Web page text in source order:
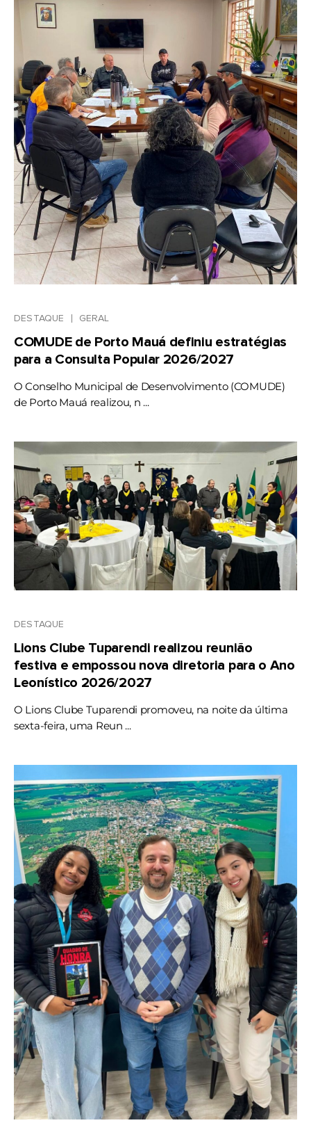
DESTAQUE GERAL
COMUDE de Porto Mauá definiu estratégias
para a Consulta Popular 2026/2027
O Conselho Municipal de Desenvolvimento (COMUDE)
de Porto Mauá realizou, n ...
DESTAQUE
Lions Clube Tuparendi realizou reunião
festiva e empossou nova diretoria para o Ano
Leonístico 2026/2027
O Lions Clube Tuparendi promoveu, na noite da última
sexta-feira, uma Reun ...